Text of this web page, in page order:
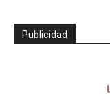
Publicidad